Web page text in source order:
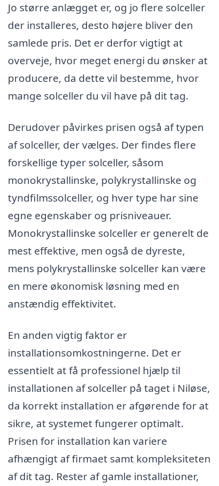
Jo større anlægget er, og jo flere solceller
der installeres, desto højere bliver den
samlede pris. Det er derfor vigtigt at
overveje, hvor meget energi du ønsker at
producere, da dette vil bestemme, hvor
mange solceller du vil have på dit tag.
Derudover påvirkes prisen også af typen
af solceller, der vælges. Der findes flere
forskellige typer solceller, såsom
monokrystallinske, polykrystallinske og
tyndfilmssolceller, og hver type har sine
egne egenskaber og prisniveauer.
Monokrystallinske solceller er generelt de
mest effektive, men også de dyreste,
mens polykrystallinske solceller kan være
en mere økonomisk løsning med en
anstændig effektivitet.
En anden vigtig faktor er
installationsomkostningerne. Det er
essentielt at få professionel hjælp til
installationen af solceller på taget i Niløse,
da korrekt installation er afgørende for at
sikre, at systemet fungerer optimalt.
Prisen for installation kan variere
afhængigt af firmaet samt kompleksiteten
af dit tag. Rester af gamle installationer,